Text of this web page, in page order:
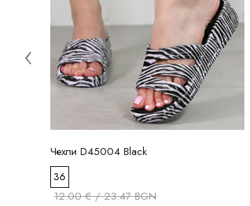
Чехли D45004 Black
36
12.00 € / 23.47 BGN